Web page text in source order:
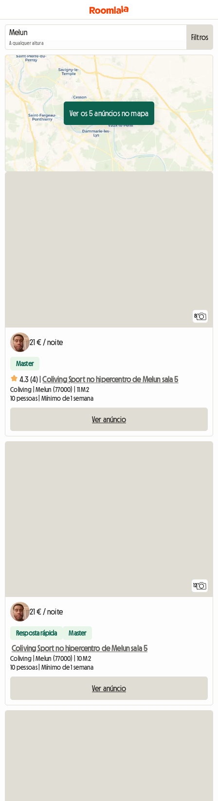
A qualquer altura
Filtros
Ver os 5 anúncios no mapa
8
21 € / noite
Master
4.3 (4) | Coliving Sport no hipercentro de Melun sala 5
Coliving | Melun (77000) | 11 M2
10 pessoas | Mínimo de 1 semana
Ver anúncio
12
21 € / noite
Resposta rápida Master
Coliving Sport no hipercentro de Melun sala 5
Coliving | Melun (77000) | 10 M2
10 pessoas | Mínimo de 1 semana
Ver anúncio